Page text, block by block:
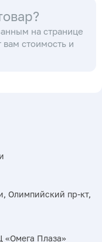
на странице
стоимость и
Олимпийский пр-кт,
«Омега Плаза»